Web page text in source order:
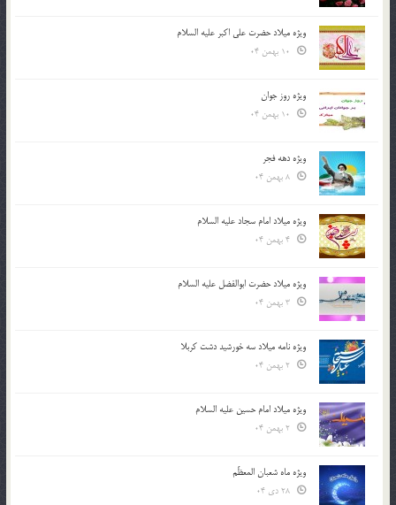
ویژه میلاد حضرت علی اکبر علیه السلام
ویژه روز جوان
ویژه دهه فجر
ویژه میلاد امام سجاد علیه السلام
ویژه میلاد حضرت ابوالفضل علیه السلام
ویژه نامه میلاد سه خورشید دشت کربلا
ویژه میلاد امام حسین علیه السلام
ویژه ماه شعبان المعظّم